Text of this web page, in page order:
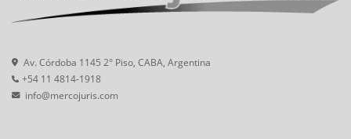
Av. Córdoba 1145 2° Piso, CABA, Argentina
+54 11 4814-1918
info@mercojuris.com